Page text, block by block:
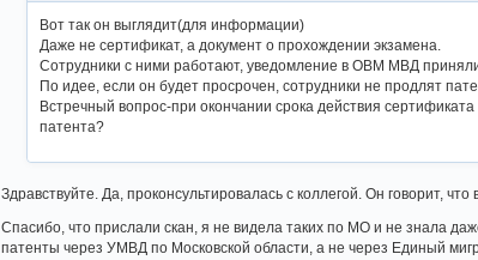
Вот так он выглядит(для информации)
Даже не сертификат, а документ о прохождении экзамена.
Сотрудники с ними работают, уведомление в ОВМ МВД
По идее, если он будет просрочен, сотрудники не продлят
Встречный вопрос-при окончании срока действия
патента?
Здравствуйте. Да, проконсультировалась с коллегой. Он говорит,
Спасибо, что прислали скан, я не видела таких по МО и не знала
патенты через УМВД по Московской области, а не через Единый